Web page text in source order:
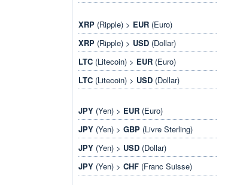
XRP (Ripple) > EUR (Euro)
XRP (Ripple) > USD (Dollar)
LTC (Litecoin) > EUR (Euro)
LTC (Litecoin) > USD (Dollar)
JPY (Yen) > EUR (Euro)
JPY (Yen) > GBP (Livre Sterling)
JPY (Yen) > USD (Dollar)
JPY (Yen) > CHF (Franc Suisse)